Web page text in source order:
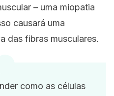
– uma miopatia
causará uma
das fibras musculares.
como as células